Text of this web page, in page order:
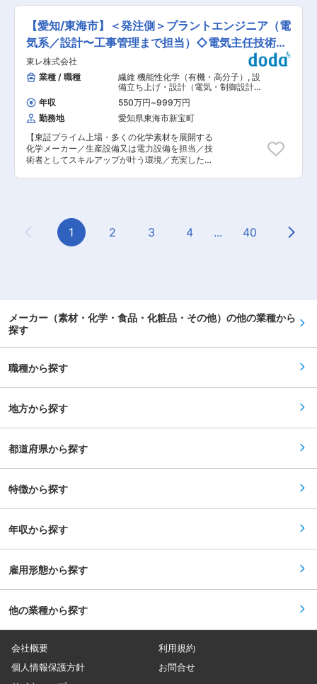
にもご参加を頂けるなど、本社に行く機会も多
く、より深くブランドについて学べる環境がござ
います。 ■アルマーニについて：アルマーニブラ
ンドで、すべてのお客様に「喜んで」お帰りいた
だけるお店作りをお任せしていきます。1975年に
ジョルジオ アルマーニS.p.A.が設立されて以来、
トレンドを牽引する存在として次々とニューデザ
インをリリースしてきました。アルマーニのブラ
ンドとしての世界観をより多くの人々に発信すべ
く、接客販売など店舗運営に関わる業務を手がけ
ていただきたいと思います。アルマーニが目指す
のは、常に最高水準のサービスを提供すること。
お客様が店舗を訪れた瞬間から心地よい時間を過
対応していただきたいと思います。プロフェッシ
をお任せいたします。 ＜具体的には＞ 生産設備
（電計担当部分）または電力設備（受配電設備）
の、計画・設計、施工管理、試運転立上げ、保守
管理業務 ◆業務の魅力 ・プロセス技術者および
機械設計者と連携して、最適な電計設備を計画・
設計し、工場建設プロジェクトにおいては、それ
ら生産設備の製作、現場施工管理、試運転立上げ
業務の完遂によって初めて素材技術を製品の形で
お客様に提供してくことが可能になります。 ・持
てる電計技術を駆使し、世界トップレベルの製品
の生産に大きく寄与していくことができるやりが
いのある仕事です。 ・各事業拡大に加え、DX推
進によるスマートファクトリー化や脱炭素・サス
テナブルな工場に向けた省エネルギー設備の企
画・設計の推進もあり、先端設備・技術の導入に
よって地球環境問題の解決に貢献できます。 ◆大
め、ご相談可能。 （転勤が発生した場合は、帯同
する家族の交通費や単身赴任時の帰省費用の負担
など、サポートが整っております。） ・産休や育
・カフェテリアプラン （会社が提示するメニュー
から決められた範囲で、自由に選択し利用できる
のメニューを対象として、年間104,600円相当の
（本社以外）
【愛知/東海市】＜発注側＞プラントエンジニア（電
気系／設計〜工事管理まで担当）◇電気主任技術者
歓迎
東レ株式会社
業種 / 職種
繊維 機能性化学（有機・高分子） , 設
備立ち上げ・設計（電気・制御設計）
設計（電気・計装）
年収 550万円~999万円
勤務地
愛知県東海市新宝町
【東証プライム上場・多くの化学素材を展開する
化学メーカー／生産設備又は電力設備を担当／技
術者としてスキルアップが叶う環境／充実した福
の、計画・設計、施工管理、試運転立上げ、保守
管理業務 ◆業務の魅力 ・プロセス技術者および
機械設計者と連携して、最適な電計設備を計画・
いのある仕事です。 ・各事業拡大に加え、DX推
進によるスマートファクトリー化や脱炭素・サス
よって地球環境問題の解決に貢献できます。 ◆大
手ならではの福利厚生・社員の働きをしっかりサ
ポート ・ご家庭の事情等踏まえ、入社後5年など
め、ご相談可能。 （転勤が発生した場合は、帯同
など、サポートが整っております。） ・産休や育
休など、ライフプランに合わせた休暇制度を用
意。 └育休復帰率：99％／男性の育児休暇・育児
目的休暇の取得率：86％（2023年度） ・割安な
物件又は社有社宅）を用意 （全ての拠点にて）
から決められた範囲で、自由に選択し利用できる
制度。住宅、財産形成、健康、育児、自己啓発等
のメニューを対象として、年間104,600円相当の
Previous Page
1 2 3 4 ... 40
メーカー（素材・化学・食品・化粧品・その他）の他の業種から
探す
職種から探す
地方から探す
都道府県から探す
特徴から探す
年収から探す
雇用形態から探す
他の業種から探す
会社概要
利用規約
個人情報保護方針
お問合せ